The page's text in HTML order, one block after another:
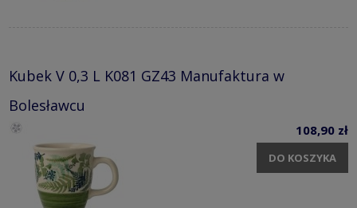
Kubek V 0,3 L K081 GZ43 Manufaktura w
Bolesławcu
108,90 zł
DO KOSZYKA